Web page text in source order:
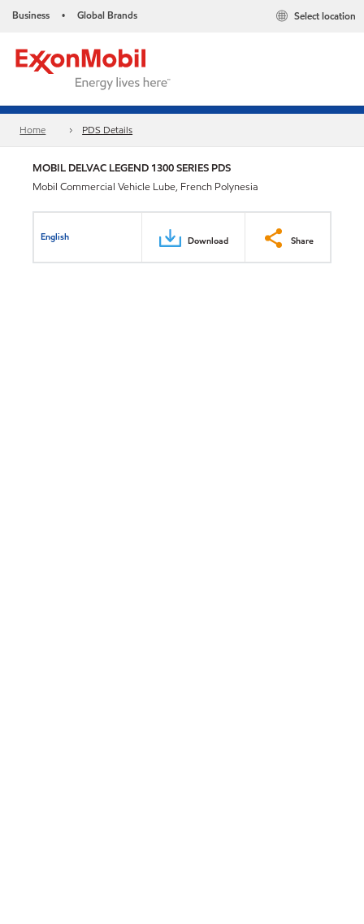
Business • Global Brands Select location
Home PDS Details
MOBIL DELVAC LEGEND 1300 SERIES PDS
Mobil Commercial Vehicle Lube, French Polynesia
English Download Share